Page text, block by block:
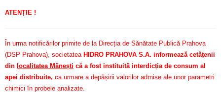
ATENȚIE !
În urma notificărilor primite de la Direcția de Sănătate Publică Prahova
(DSP Prahova), societatea HIDRO PRAHOVA S.A. informează cetățenii
din localitatea Mănești că a fost instituită interdicția de consum al
apei distribuite, ca urmare a depășirii valorilor admise ale unor parametri
chimici în probele analizate.